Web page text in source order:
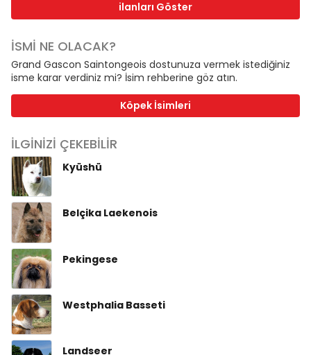
ilanları Göster
İSMİ NE OLACAK?
Grand Gascon Saintongeois dostunuza vermek istediğiniz
isme karar verdiniz mi? İsim rehberine göz atın.
Köpek İsimleri
İLGİNİZİ ÇEKEBİLİR
Kyüshü
Belçika Laekenois
Pekingese
Westphalia Basseti
Landseer